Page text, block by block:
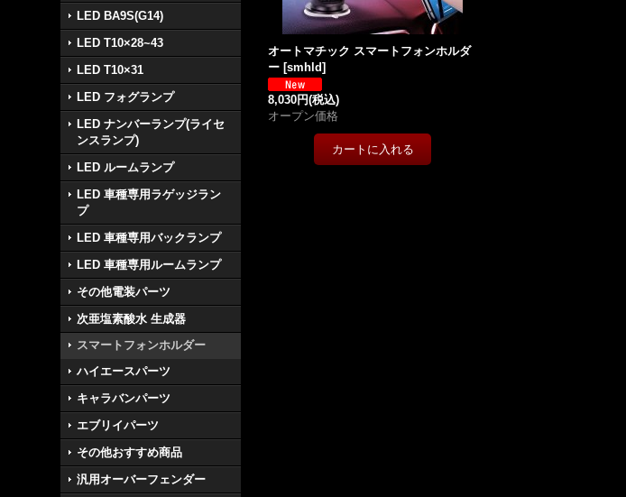
LED BA9S(G14)
LED T10×28~43
LED T10×31
LED フォグランプ
LED ナンバーランプ(ライセ
ンスランプ)
LED ルームランプ
LED 車種専用ラゲッジラン
プ
LED 車種専用バックランプ
LED 車種専用ルームランプ
その他電装パーツ
次亜塩素酸水 生成器
スマートフォンホルダー
ハイエースパーツ
キャラバンパーツ
エブリイパーツ
その他おすすめ商品
汎用オーバーフェンダー
オートマチック スマートフォンホルダ
ー [smhld]
8,030円(税込)
オープン価格